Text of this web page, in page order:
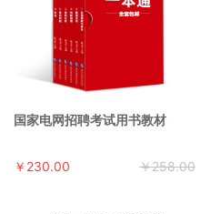
国家电网招聘考试用书教材
￥230.00 ￥258.00